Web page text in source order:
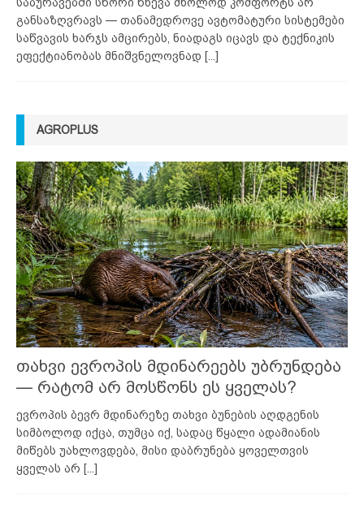
განსაზღვრავს — თანამედროვე ავტომატური სისტემები
საწვავის ხარჯს ამცირებს, ნიადაგს იცავს და ტექნიკის
ეფექტიანობას მნიშვნელოვნად [...]
AGROPLUS
თახვი ევროპის მდინარეებს უბრუნდება
— რატომ არ მოსწონს ეს ყველას?
ევროპის ბევრ მდინარეზე თახვი ბუნების აღდგენის
სიმბოლოდ იქცა, თუმცა იქ, სადაც წყალი ადამიანის
მიწებს უახლოვდება, მისი დაბრუნება ყოველთვის
ყველას არ [...]